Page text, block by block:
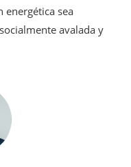
energética sea
avalada y